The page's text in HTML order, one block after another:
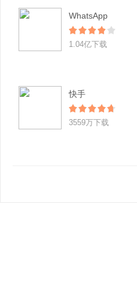
WhatsApp
1.04亿下载
快手
3559万下载